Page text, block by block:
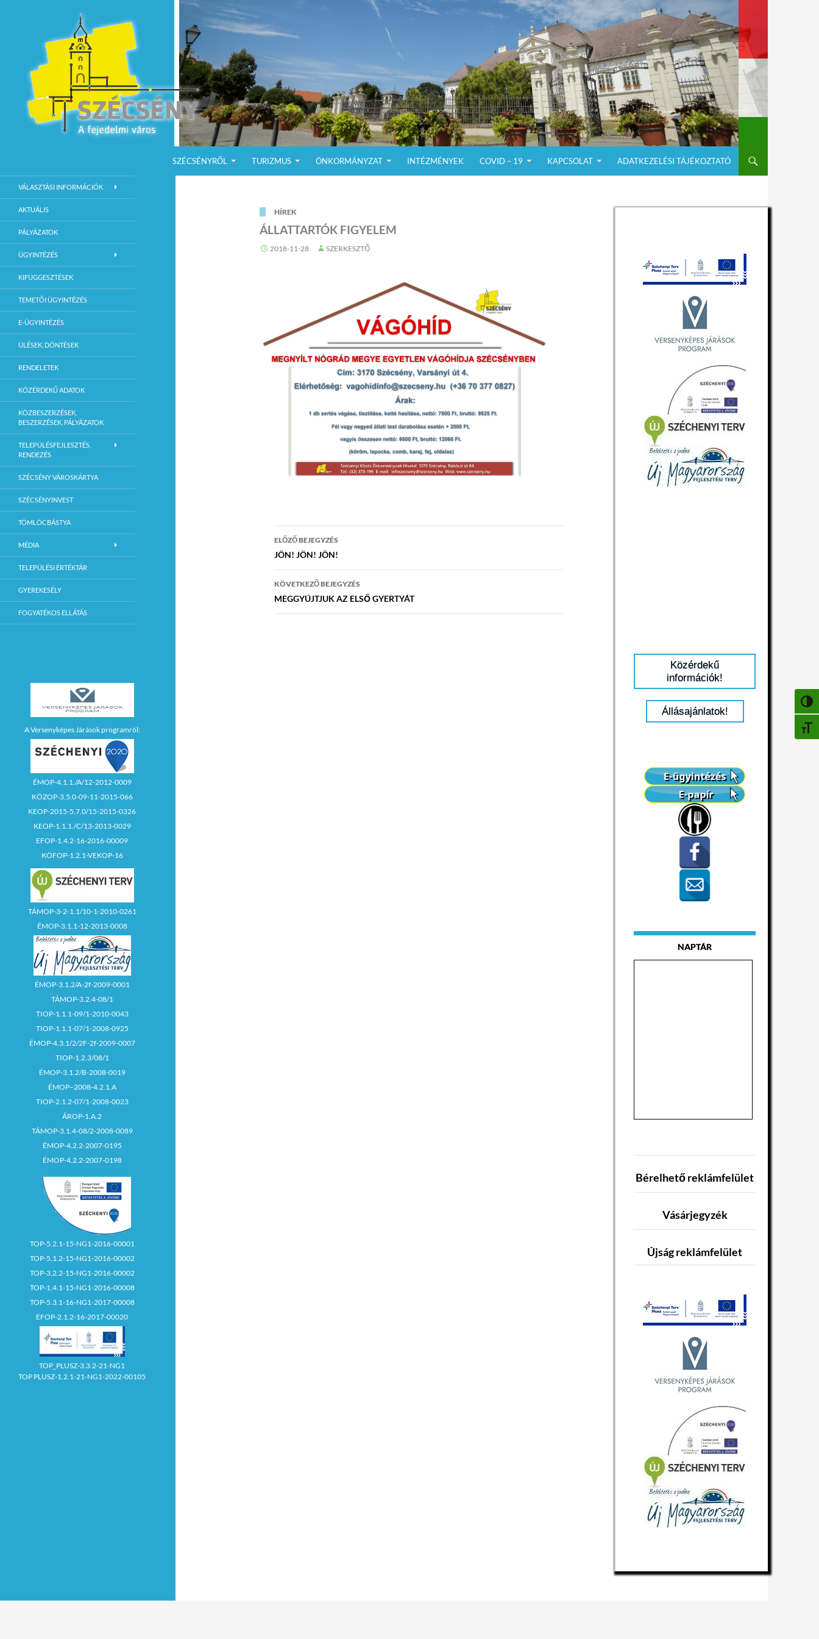
SZÉCSÉNYRŐL
TURIZMUS ÖNKORMÁNYZAT INTÉZMÉNYEK COVID – 19 KAPCSOLAT ADATKEZELÉSI TÁJÉKOZTATÓ
HÍREK
ÁLLATTARTÓK FIGYELEM
2018-11-28 SZERKESZTŐ
Bejegyzés
navigáció
ELŐZŐ BEJEGYZÉS
JÖN! JÖN! JÖN!
KÖVETKEZŐ BEJEGYZÉS
MEGGYÚJTJUK AZ ELSŐ GYERTYÁT
Közérdekű
információk!
Állásajánlatok!
NAPTÁR
Bérelhető reklámfelület
Vásárjegyzék
Újság reklámfelület
Szécsény Város Hivatalos Weboldala
VÁLASZTÁSI INFORMÁCIÓK
AKTUÁLIS
PÁLYÁZATOK
ÜGYINTÉZÉS
KIFÜGGESZTÉSEK
TEMETŐI ÜGYINTÉZÉS
E-ÜGYINTÉZÉS
ÜLÉSEK, DÖNTÉSEK
RENDELETEK
KÖZÉRDEKŰ ADATOK
KÖZBESZERZÉSEK,
BESZERZÉSEK, PÁLYÁZATOK
TELEPÜLÉSFEJLESZTÉS,
RENDEZÉS
SZÉCSÉNY VÁROSKÁRTYA
SZÉCSÉNYINVEST
TÖMLÖCBÁSTYA
MÉDIA
TELEPÜLÉSI ÉRTÉKTÁR
GYEREKESÉLY
FOGYATÉKOS ELLÁTÁS
A Versenyképes Járások programról:
ÉMOP-4.1.1./A/12-2012-0009
KÖZOP-3.5.0-09-11-2015-066
KEOP-2015-5.7.0/15-2015-0326
KEOP-1.1.1./C/13-2013-0029
EFOP-1.4.2-16-2016-00009
KÖFOP-1.2.1-VEKOP-16
TÁMOP-3-2-1.1/10-1-2010-0261
ÉMOP-3.1.1-12-2013-0008
ÉMOP-3.1.2/A-2f-2009-0001
TÁMOP-3.2.4-08/1
TIOP-1.1.1-09/1-2010-0043
TIOP-1.1.1-07/1-2008-0925
ÉMOP-4.3.1/2/2F-2f-2009-0007
TIOP-1.2.3/08/1
ÉMOP-3.1.2/B-2008-0019
ÉMOP–2008-4.2.1.A
TIOP-2.1.2-07/1-2008-0023
ÁROP-1.A.2
TÁMOP-3.1.4-08/2-2008-0089
ÉMOP-4.2.2-2007-0195
ÉMOP-4.2.2-2007-0198
TOP-5.2.1-15-NG1-2016-00001
TOP-5.1.2-15-NG1-2016-00002
TOP-3.2.2-15-NG1-2016-00002
TOP-1.4.1-15-NG1-2016-00008
TOP-5.3.1-16-NG1-2017-00008
EFOP-2.1.2-16-2017-00020
TOP_PLUSZ-3.3.2-21-NG1
TOP PLUSZ-1.2.1-21-NG1-2022-00105